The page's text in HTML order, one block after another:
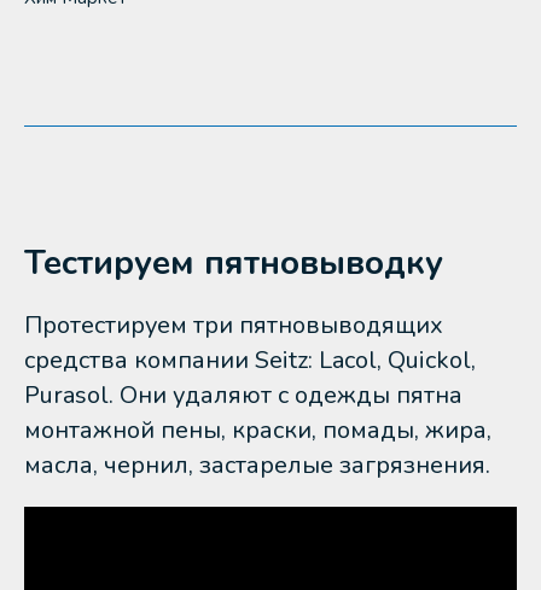
Тестируем пятновыводку
Протестируем три пятновыводящих
средства компании Seitz: Lacol, Quickol,
Purasol. Они удаляют с одежды пятна
монтажной пены, краски, помады, жира,
масла, чернил, застарелые загрязнения.